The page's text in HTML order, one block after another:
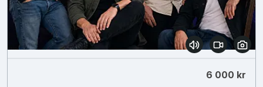
6 000 kr